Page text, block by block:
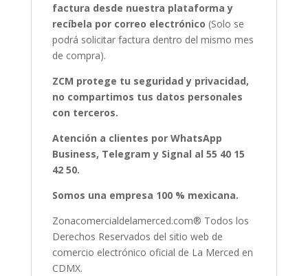
factura desde nuestra plataforma y
recíbela por correo electrónico (Solo se
podrá solicitar factura dentro del mismo mes
de compra).
ZCM protege tu seguridad y privacidad,
no compartimos tus datos personales
con terceros.
Atención a clientes por WhatsApp
Business, Telegram y Signal al 55 40 15
42 50.
Somos una empresa 100 % mexicana.
Zonacomercialdelamerced.com® Todos los
Derechos Reservados del sitio web de
comercio electrónico oficial de La Merced en
CDMX.